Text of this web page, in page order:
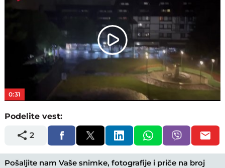
Play
Video
0:31
Podelite vest:
2
Pošaljite nam Vaše snimke, fotografije i priče na broj